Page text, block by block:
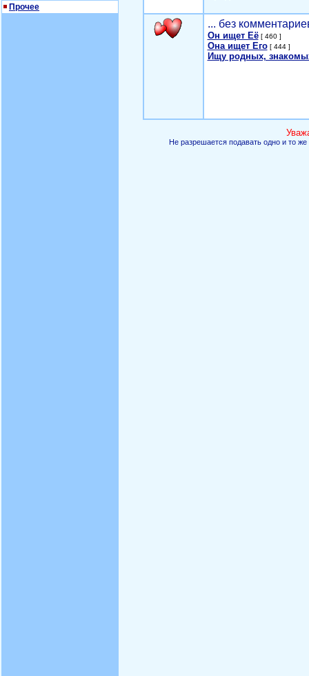
Прочее
... без
Он ищет Её[ 460 ]
Она ищет Его[ 444 ]
Ищу родных,
Не разрешается подавать одно и то